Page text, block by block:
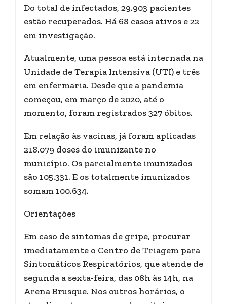
Do total de infectados, 29.903 pacientes
estão recuperados. Há 68 casos ativos e 22
em investigação.
Atualmente, uma pessoa está internada na
Unidade de Terapia Intensiva (UTI) e três
em enfermaria. Desde que a pandemia
começou, em março de 2020, até o
momento, foram registrados 327 óbitos.
Em relação às vacinas, já foram aplicadas
218.079 doses do imunizante no
município. Os parcialmente imunizados
são 105.331. E os totalmente imunizados
somam 100.634.
Orientações
Em caso de sintomas de gripe, procurar
imediatamente o Centro de Triagem para
Sintomáticos Respiratórios, que atende de
segunda a sexta-feira, das 08h às 14h, na
Arena Brusque. Nos outros horários, o